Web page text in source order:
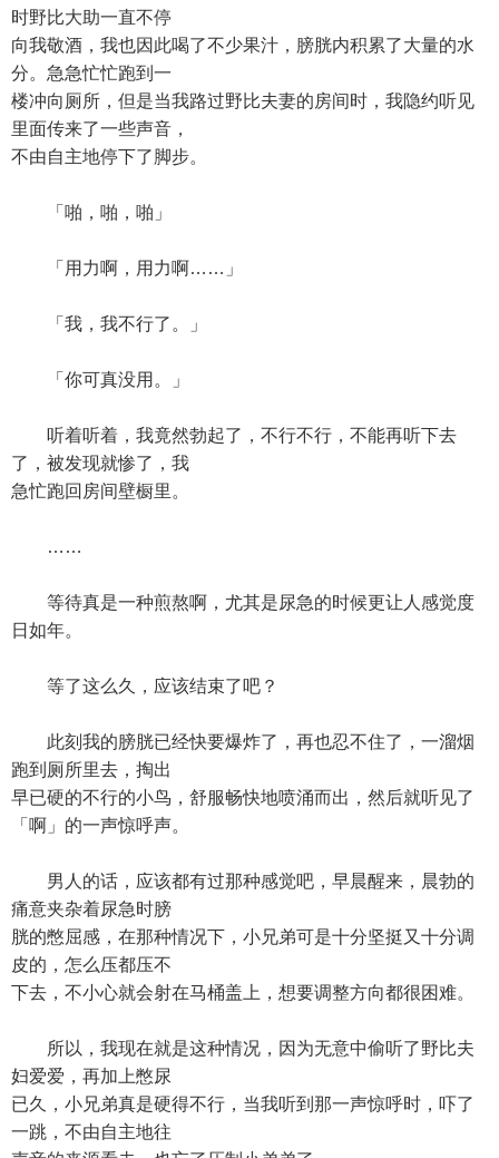
时野比大助一直不停
向我敬酒，我也因此喝了不少果汁，膀胱内积累了大量的水
分。急急忙忙跑到一
楼冲向厕所，但是当我路过野比夫妻的房间时，我隐约听见
里面传来了一些声音，
不由自主地停下了脚步。
「啪，啪，啪」
「用力啊，用力啊……」
「我，我不行了。」
「你可真没用。」
听着听着，我竟然勃起了，不行不行，不能再听下去
了，被发现就惨了，我
急忙跑回房间壁橱里。
……
等待真是一种煎熬啊，尤其是尿急的时候更让人感觉度
日如年。
等了这么久，应该结束了吧？
此刻我的膀胱已经快要爆炸了，再也忍不住了，一溜烟
跑到厕所里去，掏出
早已硬的不行的小鸟，舒服畅快地喷涌而出，然后就听见了
「啊」的一声惊呼声。
男人的话，应该都有过那种感觉吧，早晨醒来，晨勃的
痛意夹杂着尿急时膀
胱的憋屈感，在那种情况下，小兄弟可是十分坚挺又十分调
皮的，怎么压都压不
下去，不小心就会射在马桶盖上，想要调整方向都很困难。
所以，我现在就是这种情况，因为无意中偷听了野比夫
妇爱爱，再加上憋尿
已久，小兄弟真是硬得不行，当我听到那一声惊呼时，吓了
一跳，不由自主地往